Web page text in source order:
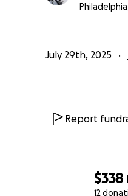
$338
12
July 29th, 2025
Report